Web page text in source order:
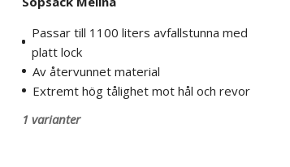
Passar till 1100 liters avfallstunna med
platt lock
Av återvunnet material
Extremt hög tålighet mot hål och revor
1 varianter